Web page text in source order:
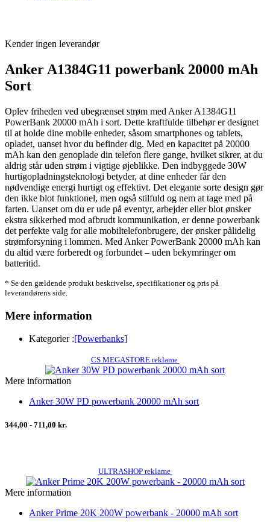
Kender ingen leverandør
Anker A1384G11 powerbank 20000 mAh
Sort
Oplev friheden ved ubegrænset strøm med Anker A1384G11
PowerBank 20000 mAh i sort. Dette kraftfulde tilbehør er designet
til at holde dine mobile enheder, såsom smartphones og tablets,
opladet, uanset hvor du befinder dig. Med en kapacitet på 20000
mAh kan den genoplade din telefon flere gange, hvilket sikrer, at du
aldrig står uden strøm i vigtige øjeblikke. Den indbyggede 30W
hurtigopladningsteknologi betyder, at dine enheder får den
nødvendige energi hurtigt og effektivt. Det elegante sorte design gør
den ikke blot funktionel, men også stilfuld og nem at tage med på
farten. Uanset om du er ude på eventyr, arbejder eller blot ønsker
ekstra sikkerhed mod afbrudt kommunikation, er denne powerbank
det perfekte valg for alle mobiltelefonbrugere, der ønsker pålidelig
strømforsyning i lommen. Med Anker PowerBank 20000 mAh kan
du altid være forberedt og forbundet – uden bekymringer om
batteritid.
* Se den gældende produkt beskrivelse, specifikationer og pris på
leverandørens side.
Mere information
Kategorier :[Powerbanks]
CS MEGASTORE reklame
Mere information
Anker 30W PD powerbank 20000 mAh sort
344,00 - 711,00 kr.
ULTRASHOP reklame
Mere information
Anker Prime 20K 200W powerbank - 20000 mAh sort